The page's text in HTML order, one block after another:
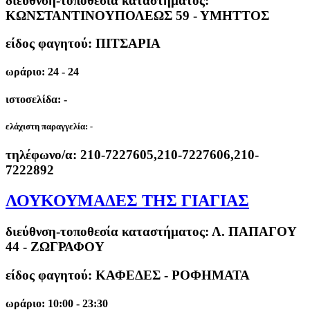
ΚΩΝΣΤΑΝΤΙΝΟΥΠΟΛΕΩΣ 59 - ΥΜΗΤΤΟΣ
είδος φαγητού: ΠΙΤΣΑΡΙΑ
ωράριο: 24 - 24
ιστοσελίδα: -
ελάχιστη παραγγελία: -
τηλέφωνο/α: 210-7227605,210-7227606,210-
7222892
ΛΟΥΚΟΥΜΑΔΕΣ ΤΗΣ ΓΙΑΓΙΑΣ
διεύθνση-τοποθεσία καταστήματος: Λ. ΠΑΠΑΓΟΥ
44 - ΖΩΓΡΑΦΟΥ
είδος φαγητού: ΚΑΦΕΔΕΣ - ΡΟΦΗΜΑΤΑ
ωράριο: 10:00 - 23:30